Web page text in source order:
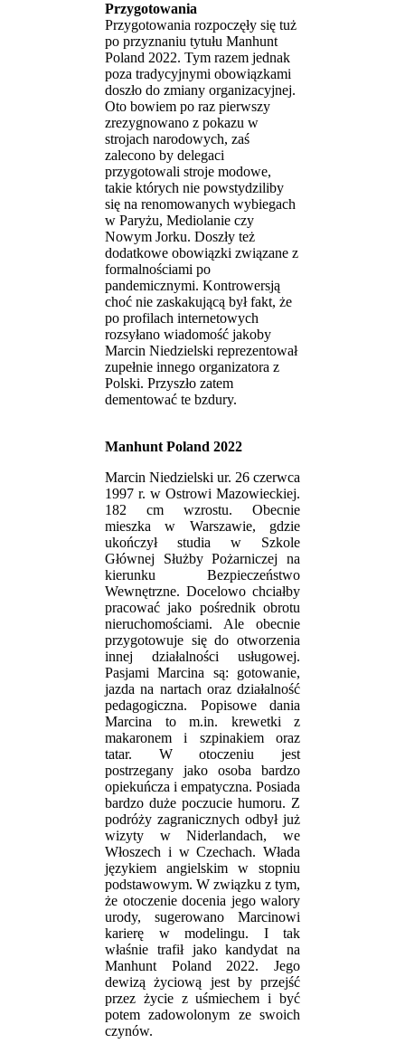
Przygotowania
Przygotowania rozpoczęły się tuż
po przyznaniu tytułu Manhunt
Poland 2022. Tym razem jednak
poza tradycyjnymi obowiązkami
doszło do zmiany organizacyjnej.
Oto bowiem po raz pierwszy
zrezygnowano z pokazu w
strojach narodowych, zaś
zalecono by delegaci
przygotowali stroje modowe,
takie których nie powstydziliby
się na renomowanych wybiegach
w Paryżu, Mediolanie czy
Nowym Jorku. Doszły też
dodatkowe obowiązki związane z
formalnościami po
pandemicznymi. Kontrowersją
choć nie zaskakującą był fakt, że
po profilach internetowych
rozsyłano wiadomość jakoby
Marcin Niedzielski reprezentował
zupełnie innego organizatora z
Polski. Przyszło zatem
dementować te bzdury.
Manhunt Poland 2022
Marcin Niedzielski ur. 26 czerwca
1997 r. w Ostrowi Mazowieckiej.
182 cm wzrostu. Obecnie
mieszka w Warszawie, gdzie
ukończył studia w Szkole
Głównej Służby Pożarniczej na
kierunku Bezpieczeństwo
Wewnętrzne. Docelowo chciałby
pracować jako pośrednik obrotu
nieruchomościami. Ale obecnie
przygotowuje się do otworzenia
innej działalności usługowej.
Pasjami Marcina są: gotowanie,
jazda na nartach oraz działalność
pedagogiczna. Popisowe dania
Marcina to m.in. krewetki z
makaronem i szpinakiem oraz
tatar. W otoczeniu jest
postrzegany jako osoba bardzo
opiekuńcza i empatyczna. Posiada
bardzo duże poczucie humoru. Z
podróży zagranicznych odbył już
wizyty w Niderlandach, we
Włoszech i w Czechach. Włada
językiem angielskim w stopniu
podstawowym. W związku z tym,
że otoczenie docenia jego walory
urody, sugerowano Marcinowi
karierę w modelingu. I tak
właśnie trafił jako kandydat na
Manhunt Poland 2022. Jego
dewizą życiową jest by przejść
przez życie z uśmiechem i być
potem zadowolonym ze swoich
czynów.